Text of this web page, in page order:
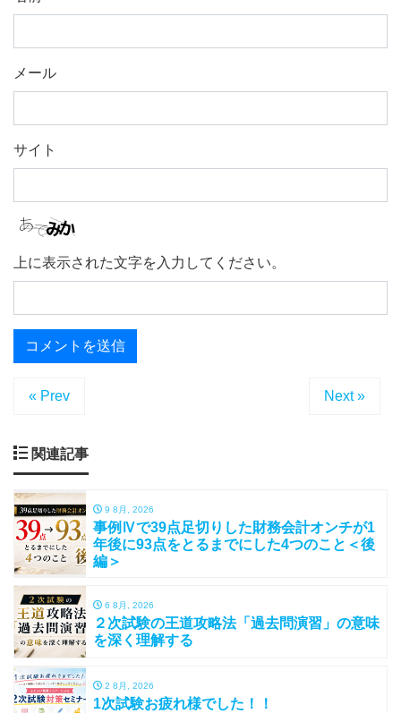
メール
サイト
上に表示された文字を入力してください。
« Prev Next »
関連記事
9 8月, 2026
事例Ⅳで39点足切りした財務会計オンチが1
年後に93点をとるまでにした4つのこと＜後
編＞
6 8月, 2026
２次試験の王道攻略法「過去問演習」の意味
を深く理解する
2 8月, 2026
1次試験お疲れ様でした！！